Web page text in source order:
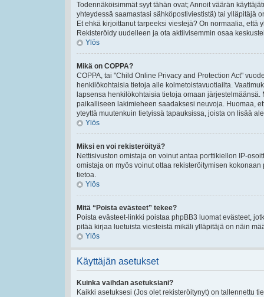
Todennäköisimmät syyt tähän ovat; Annoit väärän
yhteydessä saamastasi sähköpostiviestistä) tai ylläpitäjä
Et ehkä kirjoittanut tarpeeksi viestejä? On normaalia,
Rekisteröidy uudelleen ja ota aktiivisemmin osaa
Ylös
Mikä on COPPA?
COPPA, tai "Child Online Privacy and Protection Act"
henkilökohtaisia tietoja alle kolmetoistavuotiailta.
lapsensa henkilökohtaisia tietoja omaan
paikalliseen lakimieheen saadaksesi neuvoja. Huomaa,
yteyttä muutenkuin tietyissä tapauksissa, joista on lisää
Ylös
Miksi en voi rekisteröityä?
Nettisivuston omistaja on voinut antaa porttikiellon IP-
omistaja on myös voinut ottaa rekisteröitymisen
tietoa.
Ylös
Mitä “Poista evästeet” tekee?
Poista evästeet-linkki poistaa phpBB3 luomat evästeet,
pitää kirjaa luetuista viesteistä mikäli ylläpitäjä on näin
Ylös
Käyttäjän asetukset
Kuinka vaihdan asetuksiani?
Kaikki asetuksesi (Jos olet rekisteröitynyt) on tallennettu